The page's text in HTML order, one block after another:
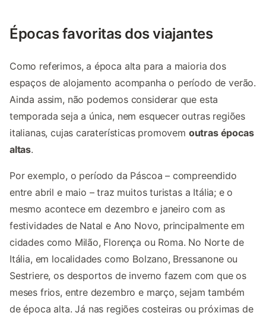
Épocas favoritas dos viajantes
Como referimos, a época alta para a maioria dos
espaços de alojamento acompanha o período de verão.
Ainda assim, não podemos considerar que esta
temporada seja a única, nem esquecer outras regiões
italianas, cujas caraterísticas promovem outras épocas
altas.
Por exemplo, o período da Páscoa – compreendido
entre abril e maio – traz muitos turistas a Itália; e o
mesmo acontece em dezembro e janeiro com as
festividades de Natal e Ano Novo, principalmente em
cidades como Milão, Florença ou Roma. No Norte de
Itália, em localidades como Bolzano, Bressanone ou
Sestriere, os desportos de inverno fazem com que os
meses frios, entre dezembro e março, sejam também
de época alta. Já nas regiões costeiras ou próximas de